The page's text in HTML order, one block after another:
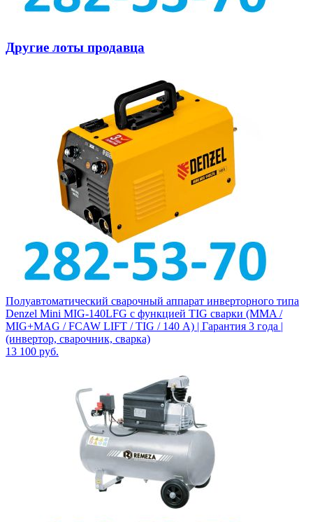
Другие лоты продавца
Полуавтоматический сварочный аппарат инверторного типа
Denzel Mini MIG-140LFG с функцией TIG сварки (MMA /
MIG+MAG / FCAW LIFT / TIG / 140 А) | Гарантия 3 года |
(инвертор, сварочник, сварка)
13 100 руб.